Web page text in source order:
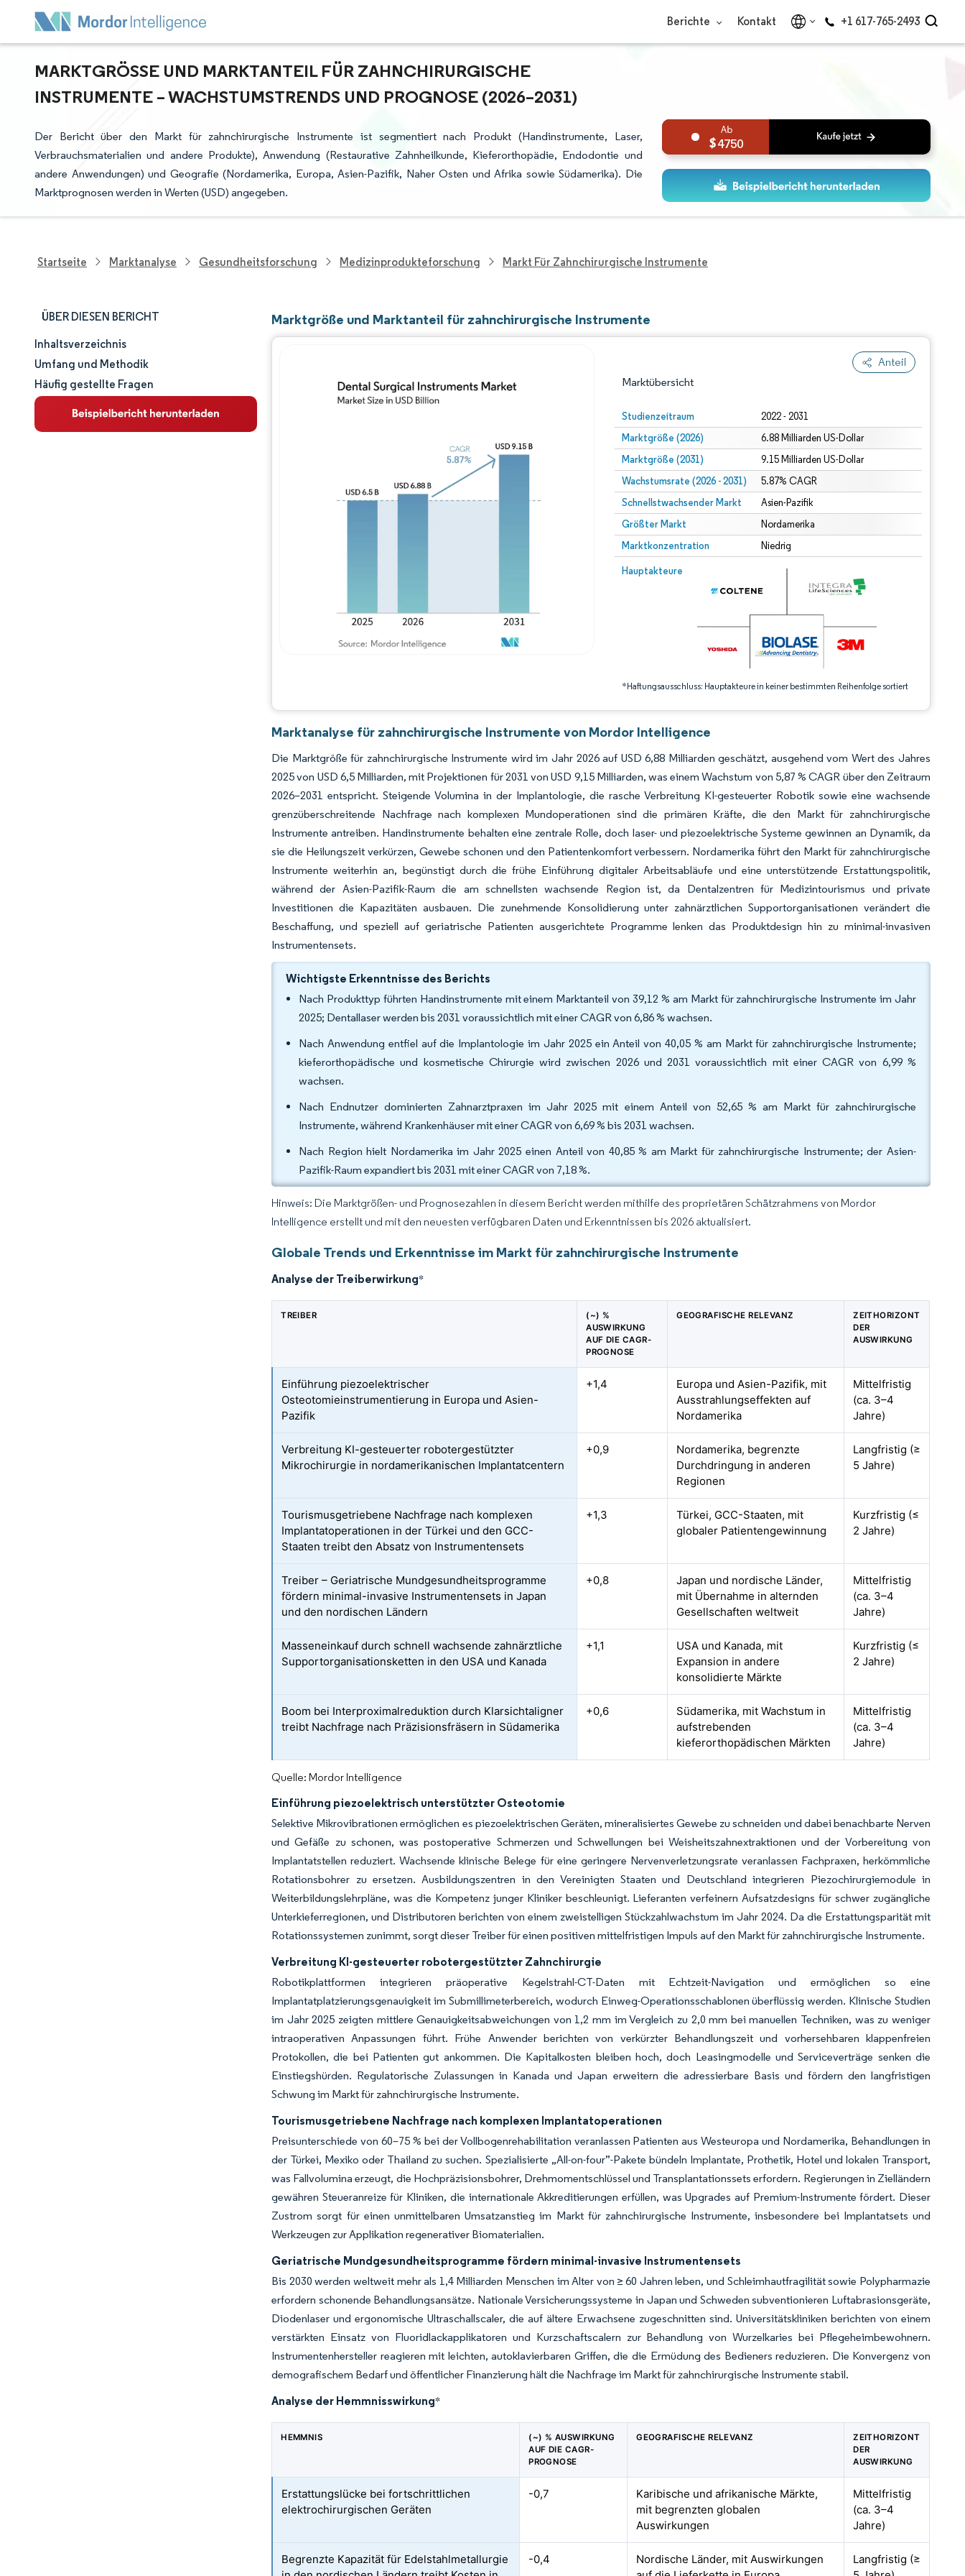
Berichte Kontakt +1 617-765-2493
MARKTGRÖSSE UND MARKTANTEIL FÜR ZAHNCHIRURGISCHE I
NSTRUMENTE – WACHSTUMSTRENDS UND PROGNOSE (2026–2031)
Der Bericht über den Markt für zahnchirurgische Instrumente ist segmentiert nach Produkt (Handinstrumente, Laser,
Verbrauchsmaterialien und andere Produkte), Anwendung (Restaurative Zahnheilkunde, Kieferorthopädie, Endodontie und
andere Anwendungen) und Geografie (Nordamerika, Europa, Asien-Pazifik, Naher Osten und Afrika sowie Südamerika). Die
Marktprognosen werden in Werten (USD) angegeben.
4750
Startseite Marktanalyse Gesundheitsforschung Medizinprodukteforschung Markt Für Zahnchirurgische Instrumente
ÜBER DIESEN BERICHT
Marktgröße und -anteil
Marktanalyse
Trends und Einblicke
Inhaltsverzeichnis
Umfang und Methodik
Häufig gestellte Fragen
Marktgröße und Marktanteil für zahnchirurgische Instrumente
Anteil
Marktübersicht
Studienzeitraum 2022 - 2031
Marktgröße (2026) 6.88 Milliarden US-Dollar
Marktgröße (2031) 9.15 Milliarden US-Dollar
Wachstumsrate (2026 - 2031) 5.87% CAGR
Schnellstwachsender Markt Asien-Pazifik
Größter Markt Nordamerika
Marktkonzentration Niedrig
Hauptakteure
*Haftungsausschluss: Hauptakteure in keiner bestimmten Reihenfolge sortiert
Bild © Mordor Intelligence. Wiederverwendung erfordert Namensnennung gemäß CC BY 4.0.
Bild © Mordor Intelligence. Wiederverwendung erfordert Namensnennung gemäß CC BY 4.0.
Marktanalyse für zahnchirurgische Instrumente von Mordor Intelligence
Die Marktgröße für zahnchirurgische Instrumente wird im Jahr 2026 auf USD 6,88 Milliarden geschätzt, ausgehend vom Wert des Jahres
2025 von USD 6,5 Milliarden, mit Projektionen für 2031 von USD 9,15 Milliarden, was einem Wachstum von 5,87 % CAGR über den Zeitraum
2026–2031 entspricht. Steigende Volumina in der Implantologie, die rasche Verbreitung KI-gesteuerter Robotik sowie eine wachsende
grenzüberschreitende Nachfrage nach komplexen Mundoperationen sind die primären Kräfte, die den Markt für zahnchirurgische
Instrumente antreiben. Handinstrumente behalten eine zentrale Rolle, doch laser- und piezoelektrische Systeme gewinnen an Dynamik, da
sie die Heilungszeit verkürzen, Gewebe schonen und den Patientenkomfort verbessern. Nordamerika führt den Markt für zahnchirurgische
Instrumente weiterhin an, begünstigt durch die frühe Einführung digitaler Arbeitsabläufe und eine unterstützende Erstattungspolitik,
während der Asien-Pazifik-Raum die am schnellsten wachsende Region ist, da Dentalzentren für Medizintourismus und private
Investitionen die Kapazitäten ausbauen. Die zunehmende Konsolidierung unter zahnärztlichen Supportorganisationen verändert die
Beschaffung, und speziell auf geriatrische Patienten ausgerichtete Programme lenken das Produktdesign hin zu minimal-invasiven
Instrumentensets.
Wichtigste Erkenntnisse des Berichts
Nach Produkttyp führten Handinstrumente mit einem Marktanteil von 39,12 % am Markt für zahnchirurgische Instrumente im Jahr
2025; Dentallaser werden bis 2031 voraussichtlich mit einer CAGR von 6,86 % wachsen.
Nach Anwendung entfiel auf die Implantologie im Jahr 2025 ein Anteil von 40,05 % am Markt für zahnchirurgische Instrumente;
kieferorthopädische und kosmetische Chirurgie wird zwischen 2026 und 2031 voraussichtlich mit einer CAGR von 6,99 %
wachsen.
Nach Endnutzer dominierten Zahnarztpraxen im Jahr 2025 mit einem Anteil von 52,65 % am Markt für zahnchirurgische
Instrumente, während Krankenhäuser mit einer CAGR von 6,69 % bis 2031 wachsen.
Nach Region hielt Nordamerika im Jahr 2025 einen Anteil von 40,85 % am Markt für zahnchirurgische Instrumente; der Asien-
Pazifik-Raum expandiert bis 2031 mit einer CAGR von 7,18 %.
Hinweis: Die Marktgrößen- und Prognosezahlen in diesem Bericht werden mithilfe des proprietären Schätzrahmens von Mordor
Intelligence erstellt und mit den neuesten verfügbaren Daten und Erkenntnissen bis 2026 aktualisiert.
Globale Trends und Erkenntnisse im Markt für zahnchirurgische Instrumente
Analyse der Treiberwirkung*
TREIBER
(~) %
AUSWIRKUNG
AUF DIE CAGR-
PROGNOSE
GEOGRAFISCHE RELEVANZ
ZEITHORIZONT
DER
AUSWIRKUNG
Einführung piezoelektrischer
Osteotomieinstrumentierung in Europa und Asien-
Pazifik
+1,4
Europa und Asien-Pazifik, mit
Ausstrahlungseffekten auf
Nordamerika
Mittelfristig
(ca. 3–4
Jahre)
Verbreitung KI-gesteuerter robotergestützter
Mikrochirurgie in nordamerikanischen Implantatcentern
+0,9
Nordamerika, begrenzte
Durchdringung in anderen
Regionen
Langfristig (≥
5 Jahre)
Tourismusgetriebene Nachfrage nach komplexen
Implantatoperationen in der Türkei und den GCC-
Staaten treibt den Absatz von Instrumentensets
+1,3
Türkei, GCC-Staaten, mit
globaler Patientengewinnung
Kurzfristig (≤
2 Jahre)
Treiber – Geriatrische Mundgesundheitsprogramme
fördern minimal-invasive Instrumentensets in Japan
und den nordischen Ländern
+0,8
Japan und nordische Länder,
mit Übernahme in alternden
Gesellschaften weltweit
Mittelfristig
(ca. 3–4
Jahre)
Masseneinkauf durch schnell wachsende zahnärztliche
Supportorganisationsketten in den USA und Kanada
+1,1
USA und Kanada, mit
Expansion in andere
konsolidierte Märkte
Kurzfristig (≤
2 Jahre)
Boom bei Interproximalreduktion durch Klarsichtaligner
treibt Nachfrage nach Präzisionsfräsern in Südamerika
+0,6
Südamerika, mit Wachstum in
aufstrebenden
kieferorthopädischen Märkten
Mittelfristig
(ca. 3–4
Jahre)
Quelle: Mordor Intelligence
Einführung piezoelektrisch unterstützter Osteotomie
Selektive Mikrovibrationen ermöglichen es piezoelektrischen Geräten, mineralisiertes Gewebe zu schneiden und dabei benachbarte Nerven
und Gefäße zu schonen, was postoperative Schmerzen und Schwellungen bei Weisheitszahnextraktionen und der Vorbereitung von
Implantatstellen reduziert. Wachsende klinische Belege für eine geringere Nervenverletzungsrate veranlassen Fachpraxen, herkömmliche
Rotationsbohrer zu ersetzen. Ausbildungszentren in den Vereinigten Staaten und Deutschland integrieren Piezochirurgiemodule in
Weiterbildungslehrpläne, was die Kompetenz junger Kliniker beschleunigt. Lieferanten verfeinern Aufsatzdesigns für schwer zugängliche
Unterkieferregionen, und Distributoren berichten von einem zweistelligen Stückzahlwachstum im Jahr 2024. Da die Erstattungsparität mit
Rotationssystemen zunimmt, sorgt dieser Treiber für einen positiven mittelfristigen Impuls auf den Markt für zahnchirurgische Instrumente.
Verbreitung KI-gesteuerter robotergestützter Zahnchirurgie
Robotikplattformen integrieren präoperative Kegelstrahl-CT-Daten mit Echtzeit-Navigation und ermöglichen so eine
Implantatplatzierungsgenauigkeit im Submillimeterbereich, wodurch Einweg-Operationsschablonen überflüssig werden. Klinische Studien
im Jahr 2025 zeigten mittlere Genauigkeitsabweichungen von 1,2 mm im Vergleich zu 2,0 mm bei manuellen Techniken, was zu weniger
intraoperativen Anpassungen führt. Frühe Anwender berichten von verkürzter Behandlungszeit und vorhersehbaren klappenfreien
Protokollen, die bei Patienten gut ankommen. Die Kapitalkosten bleiben hoch, doch Leasingmodelle und Serviceverträge senken die
Einstiegshürden. Regulatorische Zulassungen in Kanada und Japan erweitern die adressierbare Basis und fördern den langfristigen
Schwung im Markt für zahnchirurgische Instrumente.
Tourismusgetriebene Nachfrage nach komplexen Implantatoperationen
Preisunterschiede von 60–75 % bei der Vollbogenrehabilitation veranlassen Patienten aus Westeuropa und Nordamerika, Behandlungen in
der Türkei, Mexiko oder Thailand zu suchen. Spezialisierte „All-on-four”-Pakete bündeln Implantate, Prothetik, Hotel und lokalen Transport,
was Fallvolumina erzeugt, die Hochpräzisionsbohrer, Drehmomentschlüssel und Transplantationssets erfordern. Regierungen in Zielländern
gewähren Steueranreize für Kliniken, die internationale Akkreditierungen erfüllen, was Upgrades auf Premium-Instrumente fördert. Dieser
Zustrom sorgt für einen unmittelbaren Umsatzanstieg im Markt für zahnchirurgische Instrumente, insbesondere bei Implantatsets und
Werkzeugen zur Applikation regenerativer Biomaterialien.
Geriatrische Mundgesundheitsprogramme fördern minimal-invasive Instrumentensets
Bis 2030 werden weltweit mehr als 1,4 Milliarden Menschen im Alter von ≥ 60 Jahren leben, und Schleimhautfragilität sowie Polypharmazie
erfordern schonende Behandlungsansätze. Nationale Versicherungssysteme in Japan und Schweden subventionieren Luftabrasionsgeräte,
Diodenlaser und ergonomische Ultraschallscaler, die auf ältere Erwachsene zugeschnitten sind. Universitätskliniken berichten von einem
verstärkten Einsatz von Fluoridlackapplikatoren und Kurzschaftscalern zur Behandlung von Wurzelkaries bei Pflegeheimbewohnern.
Instrumentenhersteller reagieren mit leichten, autoklavierbaren Griffen, die die Ermüdung des Bedieners reduzieren. Die Konvergenz von
demografischem Bedarf und öffentlicher Finanzierung hält die Nachfrage im Markt für zahnchirurgische Instrumente stabil.
Analyse der Hemmnisswirkung*
HEMMNIS
(~) % AUSWIRKUNG
AUF DIE CAGR-
PROGNOSE
GEOGRAFISCHE RELEVANZ
ZEITHORIZONT
DER
AUSWIRKUNG
Erstattungslücke bei fortschrittlichen
elektrochirurgischen Geräten
-0,7
Karibische und afrikanische Märkte,
mit begrenzten globalen
Auswirkungen
Mittelfristig
(ca. 3–4
Jahre)
Begrenzte Kapazität für Edelstahlmetallurgie
-0,4
Nordische Länder, mit Auswirkungen
Langfristig (≥